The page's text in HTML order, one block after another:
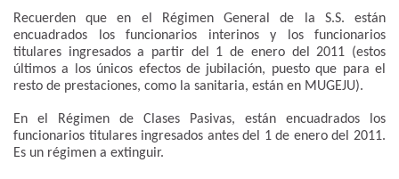
Recuerden que en el Régimen General de la S.S. están
encuadrados los funcionarios interinos y los funcionarios
titulares ingresados a partir del 1 de enero del 2011 (estos
últimos a los únicos efectos de jubilación, puesto que para el
resto de prestaciones, como la sanitaria, están en MUGEJU).
En el Régimen de Clases Pasivas, están encuadrados los
funcionarios titulares ingresados antes del 1 de enero del 2011.
Es un régimen a extinguir.